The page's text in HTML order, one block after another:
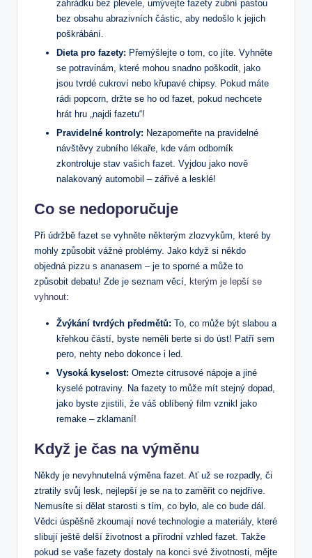
zahrádku bez plevele, umývejte fazety zubní pastou
bez obsahu abrazivních částic, aby nedošlo k jejich
poškrábání.
Dieta pro fazety: Přemýšlejte o tom, co jíte. Vyhněte
se potravinám, které mohou snadno poškodit, jako
jsou tvrdé cukroví nebo křupavé chipsy. Pokud máte
rádi popcorn, držte se ho od fazet, pokud nechcete
hrát hru „najdi fazetu“!
Pravidelné kontroly: Nezapomeňte na pravidelné
návštěvy zubního lékaře, kde vám odborník
zkontroluje stav vašich fazet. Vyjdou jako nově
nalakovaný automobil – zářivé a lesklé!
Co se nedoporučuje
Při údržbě fazet se vyhněte některým zlozvykům, které by
mohly způsobit vážné problémy. Jako když si někdo
objedná pizzu s ananasem – je to sporné a může to
způsobit debatu! Zde je seznam věcí,
kterým je lepší se
vyhnout:
Žvýkání tvrdých předmětů: To, co může být slabou a
křehkou částí, byste neměli berte si do úst! Patří sem
pero, nehty nebo dokonce i led.
Vysoká kyselost: Omezte citrusové nápoje a jiné
kyselé potraviny. Na fazety to může mít stejný dopad,
jako byste zjistili, že váš oblíbený film vznikl jako
remake – zklamaní!
Když je čas na výměnu
Někdy je nevyhnutelná výměna fazet. Ať už se rozpadly, či
ztratily svůj lesk, nejlepší je se na to zaměřit co nejdříve.
Nemusíte si dělat starosti s tím, co bylo, ale co bude dál.
Vědci úspěšně zkoumají nové technologie a materiály, které
slibují ještě delší životnost a přírodní vzhled fazet. Takže
pokud se vaše fazety dostaly na konci své životnosti, mějte